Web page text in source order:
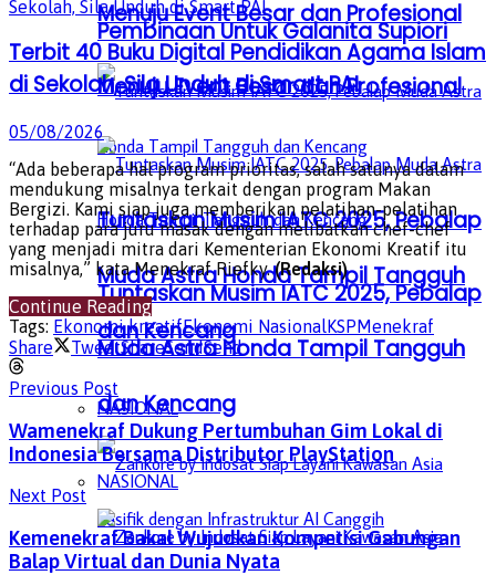
Menuju Event Besar dan Profesional
Tuntaskan Musim IATC 2025, Pebalap
Muda Astra Honda Tampil Tangguh
dan Kencang
NASIONAL
Pembinaan Untuk Galanita Supiori
Menuju Event Besar dan Profesional
Tuntaskan Musim IATC 2025, Pebalap
Muda Astra Honda Tampil Tangguh
dan Kencang
NASIONAL
Terbit 40 Buku Digital Pendidikan Agama Islam
di Sekolah, Sila Unduh di Smart PAI
05/08/2026
“Ada beberapa hal program prioritas, salah satunya dalam
mendukung misalnya terkait dengan program Makan
Bergizi. Kami siap juga memberikan pelatihan-pelatihan
terhadap para juru masak dengan melibatkan chef-chef
yang menjadi mitra dari Kementerian Ekonomi Kreatif itu
misalnya,” kata Menekraf Riefky.(Redaksi)
Continue Reading
Tags: Ekonomi kreatifEkonomi NasionalKSPMenekraf
Share
TweetShareSendSend
Previous Post
Wamenekraf Dukung Pertumbuhan Gim Lokal di
Indonesia Bersama Distributor PlayStation
Next Post
Kemenekraf Bakal Wujudkan Kompetisi Gabungan
Balap Virtual dan Dunia Nyata